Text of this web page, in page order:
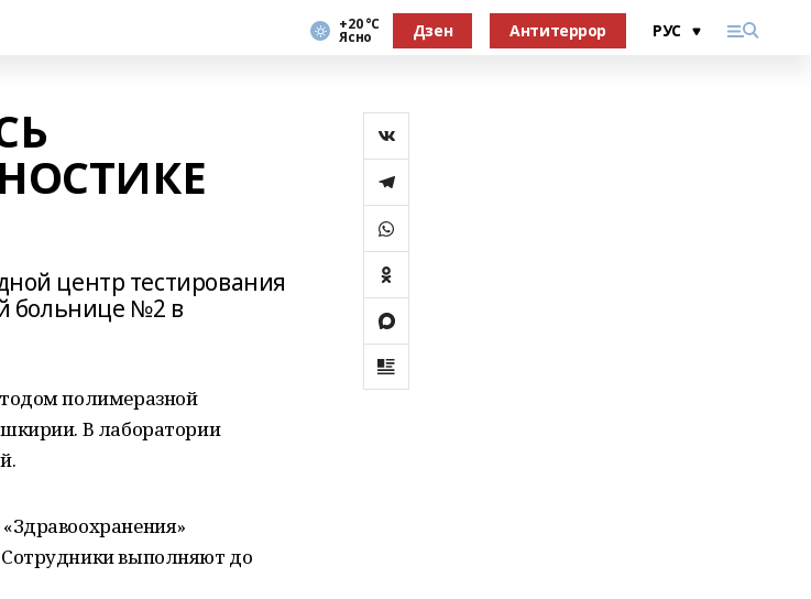
+20 °С
Ясно Дзен Антитеррор
центр тестирования
больнице №2 в
полимеразной
В лаборатории
выполняют до